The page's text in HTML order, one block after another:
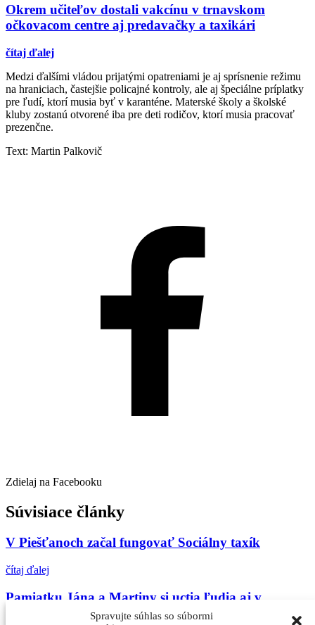
Spravujte súhlas so súbormi
Okrem učiteľov dostali vakcínu v trnavskom
očkovacom centre aj predavačky a taxikári
čítaj ďalej
Medzi ďalšími vládou prijatými opatreniami je aj sprísnenie režimu
na hraniciach, častejšie policajné kontroly, ale aj špeciálne príplatky
pre ľudí, ktorí musia byť v karanténe. Materské školy a školské
kluby zostanú otvorené iba pre deti rodičov, ktorí musia pracovať
prezenčne.
Text: Martin Palkovič
Zdielaj na Facebooku
Súvisiace články
V Piešťanoch začal fungovať Sociálny taxík
čítaj ďalej
Pamiatku Jána a Martiny si uctia ľudia aj v